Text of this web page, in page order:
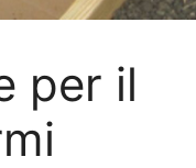
per il